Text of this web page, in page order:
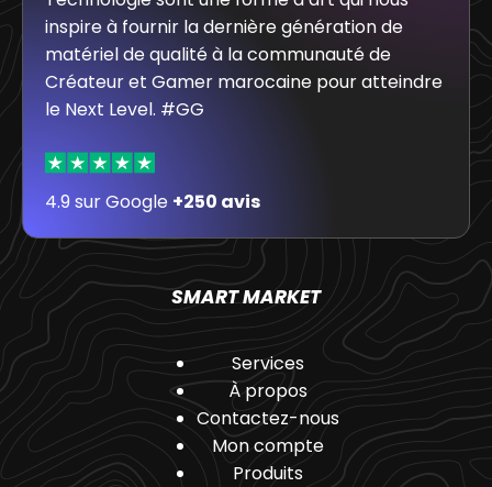
inspire à fournir la dernière génération de
matériel de qualité à la communauté de
Créateur et Gamer marocaine pour atteindre
le Next Level. #GG
4.9 sur Google +250 avis
SMART MARKET
Services
À propos
Contactez-nous
Mon compte
Produits